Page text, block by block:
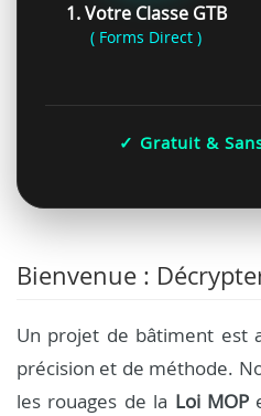
1. Votre Classe GTB
( Forms Direct )
✓ Gratuit &
Bienvenue :
Un projet de bâtiment est
précision et de méthode.
les rouages de la Loi MOP